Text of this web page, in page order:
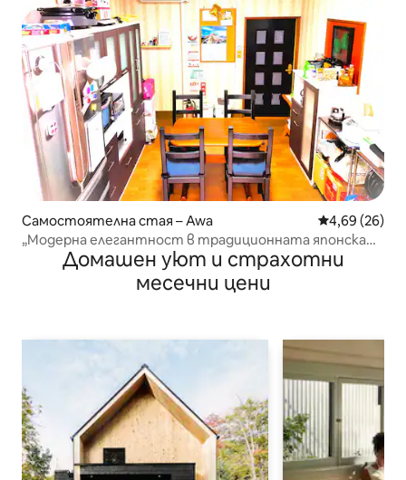
Самостоятелна стая – Awa Средна
4,69 (26)
„Модерна елегантност в традиционната японска
обстановка“
Домашен уют и страхотни
месечни цени